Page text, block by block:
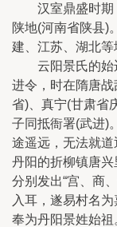
汉室鼎盛时期
陕地(河南省陕县)
建、江苏、湖北等
云阳景氏的始
进令，时在隋唐
省)、真宁(甘肃省
子同抵衙署(武进)
途遥远，无法就
丹阳的折柳镇唐
分别发出“宫、商
入耳，遂易村名
奉为丹阳景姓始祖